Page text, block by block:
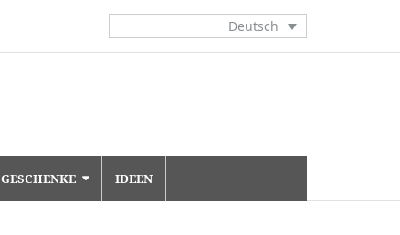
Deutsch
GESCHENKE IDEEN